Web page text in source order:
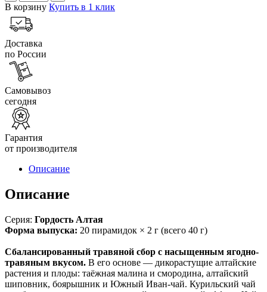
В корзину Купить в 1 клик
Доставка
по России
Самовывоз
сегодня
Гарантия
от производителя
Описание
Описание
Серия: Гордость Алтая
Форма выпуска: 20 пирамидок × 2 г (всего 40 г)
Сбалансированный травяной сбор с насыщенным ягодно-
травяным вкусом. В его основе — дикорастущие алтайские
растения и плоды: таёжная малина и смородина, алтайский
шиповник, боярышник и Южный Иван-чай. Курильский чай